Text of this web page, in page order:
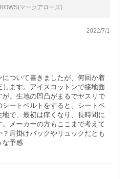
マークアローズ)
2022/7/1
ついて書きましたが、何回か着
します。アイスコットンで接地面
。生地の凹凸がまるでヤスリで
ートベルトをすると、シートベ
で、最初は痒くなり、長時間に
メーカーの方もここまで考えて
肩掛けバックやリュックだとも
な予感